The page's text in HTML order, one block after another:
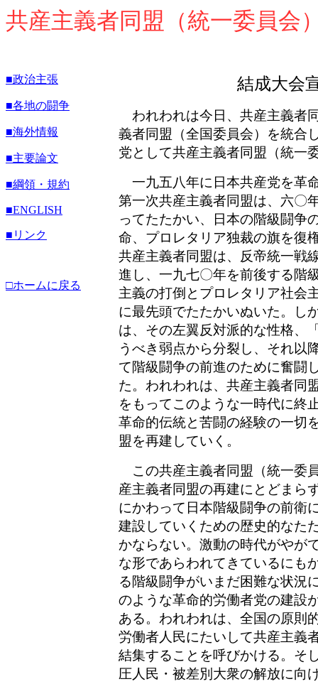
共産主義者同盟（統一委員会
■政治主張
■各地の闘争
■海外情報
■主要論文
■綱領・規約
■ENGLISH
■リンク
□ホームに戻る
結成大会
われわれは今日、共産主義者
義者同盟（全国委員会）を統合
党として共産主義者同盟（統一
一九五八年に日本共産党を革
第一次共産主義者同盟は、六〇
ってたたかい、日本の階級闘争
命、プロレタリア独裁の旗を復
共産主義者同盟は、反帝統一戦
進し、一九七〇年を前後する階
主義の打倒とプロレタリア社会
に最先頭でたたかいぬいた。し
は、その左翼反対派的な性格、
うべき弱点から分裂し、それ以
て階級闘争の前進のために奮闘
た。われわれは、共産主義者同
をもってこのような一時代に終
革命的伝統と苦闘の経験の一切
盟を再建していく。
この共産主義者同盟（統一委
産主義者同盟の再建にとどまら
にかわって日本階級闘争の前衛
建設していくための歴史的なた
かならない。激動の時代がやが
な形であらわれてきているにも
る階級闘争がいまだ困難な状況
のような革命的労働者党の建設
ある。われわれは、全国の原則
労働者人民にたいして共産主義
結集することを呼びかける。そ
圧人民・被差別大衆の解放に向